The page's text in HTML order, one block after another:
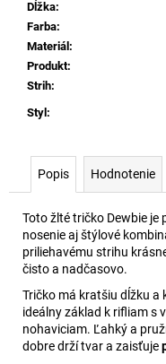
Dĺžka:
Farba:
Materiál :
Produkt:
Strih:
Styl :
Popis Hodnotenie
Toto žlté tričko Dewbie
nosenie aj štýlové
priliehavému strihu
čisto a nadčasovo.
Tričko má kratšiu dĺžku a
ideálny základ k rifliam s
nohaviciam. Ľahký a
dobre drží tvar a zaisťuje